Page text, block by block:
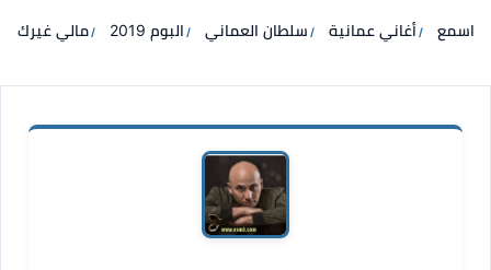
اسمع أغاني عمانية سلطان العماني البوم 2019 مالي غيرك